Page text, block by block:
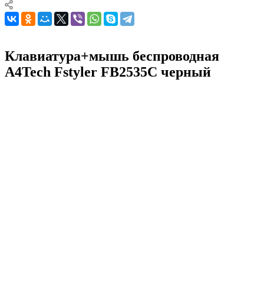
Клавиатура+мышь беспроводная
A4Tech Fstyler FB2535C черный